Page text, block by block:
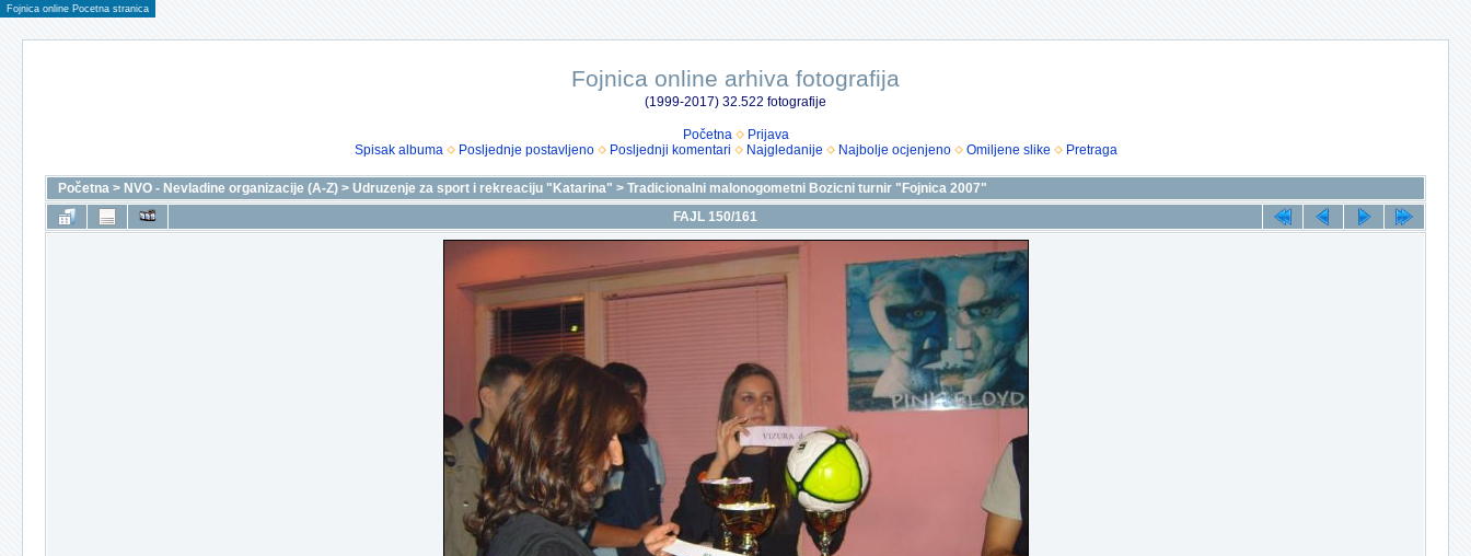
Fojnica online Pocetna stranica
Fojnica online arhiva fotografija
(1999-2017) 32.522 fotografije
Početna
Prijava
Spisak albuma
Posljednje postavljeno Posljednji komentari Najgledanije Najbolje ocjenjeno Omiljene slike Pretraga
Početna > NVO - Nevladine organizacije (A-Z) > Udruzenje za sport i rekreaciju "Katarina" > Tradicionalni malonogometni Bozicni turnir "Fojnica 2007"
FAJL 150/161